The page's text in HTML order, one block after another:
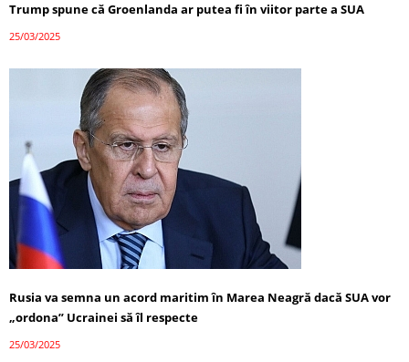
Trump spune că Groenlanda ar putea fi în viitor parte a SUA
25/03/2025
Rusia va semna un acord maritim în Marea Neagră dacă SUA vor
„ordona” Ucrainei să îl respecte
25/03/2025